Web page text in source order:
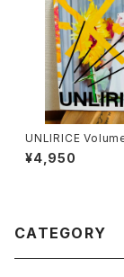
UNLIRICE
¥4,950
CATEGORY